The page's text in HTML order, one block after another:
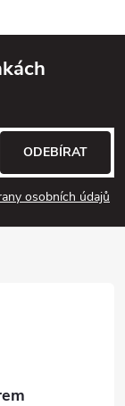
osobních údajů
ODEBÍRAT